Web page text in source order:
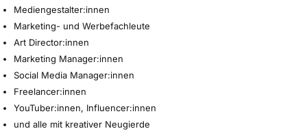
Mediengestalter:innen
Marketing- und Werbefachleute
Art Director:innen
Marketing Manager:innen
Social Media Manager:innen
Freelancer:innen
YouTuber:innen, Influencer:innen
und alle mit kreativer Neugierde